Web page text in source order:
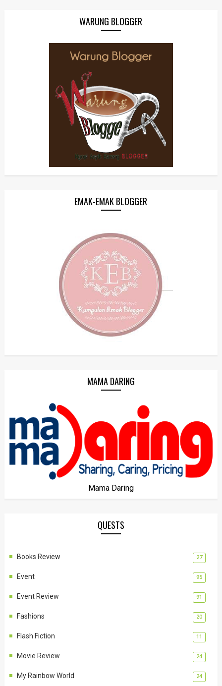
WARUNG BLOGGER
EMAK-EMAK BLOGGER
MAMA DARING
Mama Daring
QUESTS
Books Review 27
Event 95
Event Review 91
Fashions 20
Flash Fiction 11
Movie Review 24
My Rainbow World 24